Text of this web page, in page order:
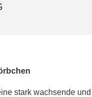
stark wachsende und